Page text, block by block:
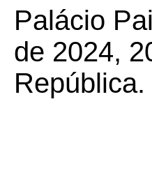
Palácio
de 2024,
República.